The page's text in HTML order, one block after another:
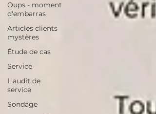
Oups - moment
d'embarras
Articles clients
mystères
Étude de cas
Service
L'audit de
service
Sondage